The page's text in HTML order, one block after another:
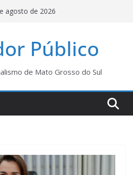
agosto de 2026
Público
de Mato Grosso do Sul